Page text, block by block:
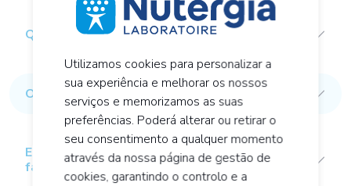
Qual o papel do magnésio no sono?
O que é o GABA?
Estou stressado/a e não consigo dormir! O que
fazer?
Utilizamos cookies para personalizar a
sua experiência e melhorar os nossos
serviços e memorizamos as suas
preferências. Poderá alterar ou retirar o
seu consentimento a qualquer momento
através da nossa página de gestão de
cookies, garantindo o controlo e a